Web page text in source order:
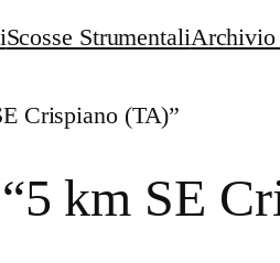
Scosse StrumentaliArchivio
Crispiano (TA)”
km SE